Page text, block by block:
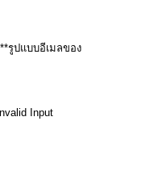
รูปแบบอีเมลของ
Invalid Input